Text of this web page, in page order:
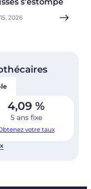
2026
4,09 %
5 ans fixe
votre taux